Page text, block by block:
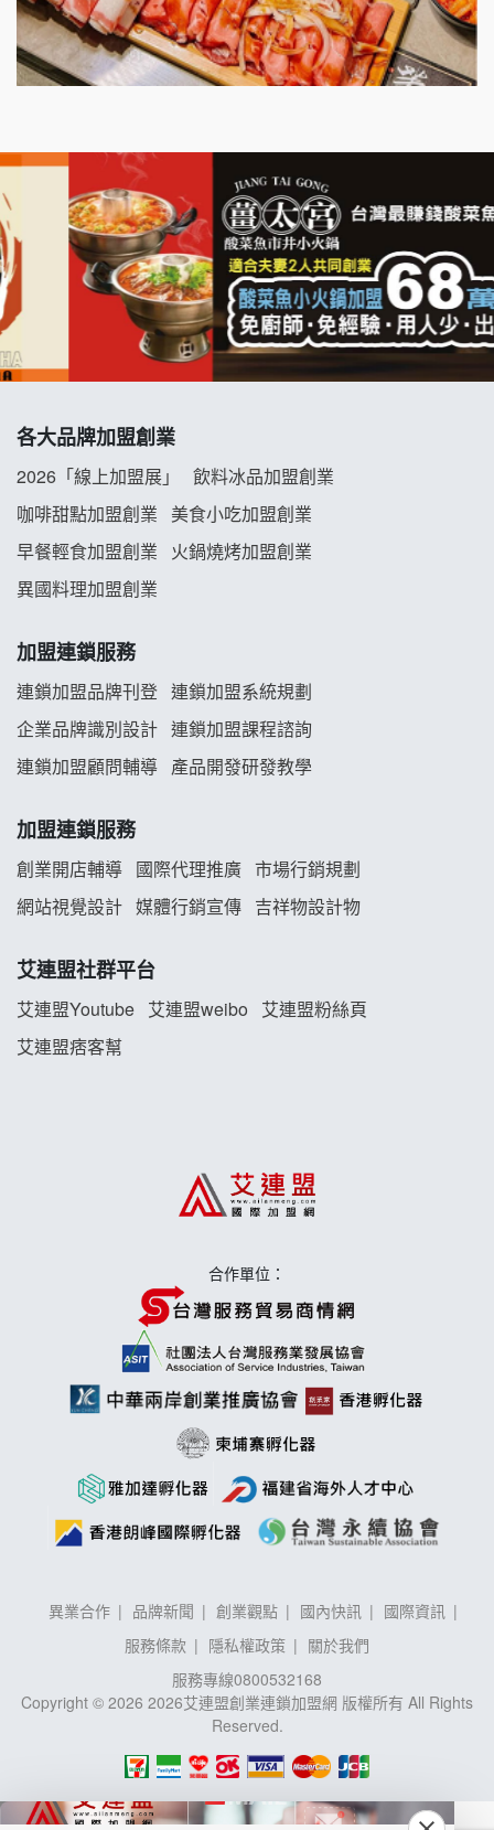
出櫃加盟說明會
千香漢堡加盟說明會
拉亞漢堡加盟說明會
杜芳子古味茶鋪加盟說明會
優握握×酸奶大獅加盟說明會
冬城門加盟說明會
阿性情趣無人販售所加盟明會
龍涎居好湯加盟說明會
義氣豐發雞加盟說明會
Mr.Wish加盟說明會
雞咕雞咕加盟說明會
TEA TOP加盟說明會
珍好味臭臭鍋加盟說明會
藍象廷泰式火鍋加盟說明會
莫尼早餐Morni加盟說明會
各大品牌加盟創業
2026「線上加盟展」
飲料冰品加盟創業
咖啡甜點加盟創業
美食小吃加盟創業
早餐輕食加盟創業
火鍋燒烤加盟創業
異國料理加盟創業
加盟連鎖服務
連鎖加盟品牌刊登 連鎖加盟系統規劃
企業品牌識別設計 連鎖加盟課程諮詢
連鎖加盟顧問輔導 產品開發研發教學
加盟連鎖服務
創業開店輔導 國際代理推廣 市場行銷規劃
網站視覺設計 媒體行銷宣傳 吉祥物設計物
艾連盟社群平台
艾連盟Youtube 艾連盟weibo
艾連盟粉絲頁
艾連盟痞客幫
合作單位：
異業合作 品牌新聞 創業觀點 國內快訊
國際資訊
服務條款
隱私權政策
關於我們
服務專線0800532168
Copyright © 2026 2026艾連盟創業連鎖加盟網 版權所有 All Rights
Reserved.